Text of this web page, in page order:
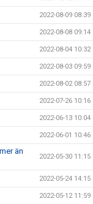
2022-08-09 08:39
2022-08-08 09:14
2022-08-04 10:32
2022-08-03 09:59
2022-08-02 08:57
2022-07-26 10:16
2022-06-13 10:04
2022-06-01 10:46
än
2022-05-30 11:15
2022-05-24 14:15
2022-05-12 11:59